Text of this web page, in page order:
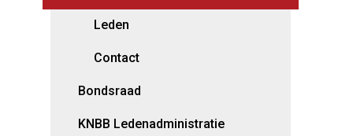
Leden
Contact
Bondsraad
KNBB Ledenadministratie